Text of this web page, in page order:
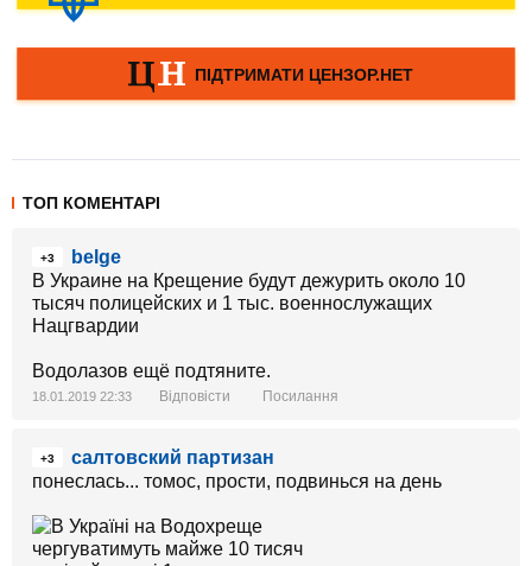
ТОП КОМЕНТАРІ
+3
belge
В Украине на Крещение будут дежурить около 10
тысяч полицейских и 1 тыс. военнослужащих
Нацгвардии
Водолазов ещё подтяните.
18.01.2019 22:33 Відповісти Посилання
+3
салтовский партизан
понеслась... томос, прости, подвинься на день